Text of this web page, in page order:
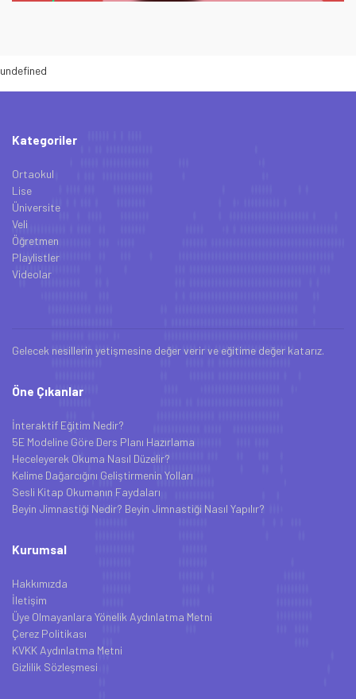
undefined
Kategoriler
Ortaokul
Lise
Üniversite
Veli
Öğretmen
Playlistler
Videolar
Gelecek nesillerin yetişmesine değer verir ve eğitime değer katarız.
Öne Çıkanlar
İnteraktif Eğitim Nedir?
5E Modeline Göre Ders Planı Hazırlama
Heceleyerek Okuma Nasıl Düzelir?
Kelime Dağarcığını Geliştirmenin Yolları
Sesli Kitap Okumanın Faydaları
Beyin Jimnastiği Nedir? Beyin Jimnastiği Nasıl Yapılır?
Kurumsal
Hakkımızda
İletişim
Üye Olmayanlara Yönelik Aydınlatma Metni
Çerez Politikası
KVKK Aydınlatma Metni
Gizlilik Sözleşmesi